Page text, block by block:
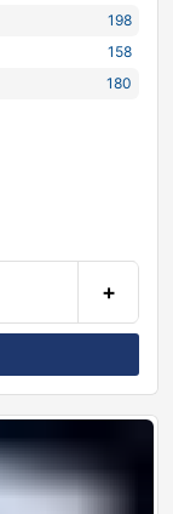
198
158
180
+